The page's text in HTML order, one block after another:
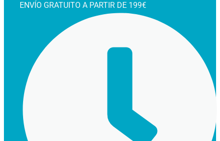
ENVÍO GRATUITO A PARTIR DE 199€